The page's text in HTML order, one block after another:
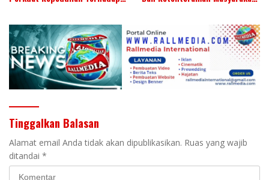
Tinggalkan Balasan
Alamat email Anda tidak akan dipublikasikan. Ruas yang wajib
ditandai *